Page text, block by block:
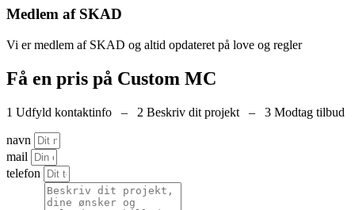
Medlem af SKAD
Vi er medlem af SKAD og altid opdateret på love og regler
Få en pris på Custom MC
1 Udfyld kontaktinfo – 2 Beskriv dit projekt – 3 Modtag tilbud
navn
mail
telefon